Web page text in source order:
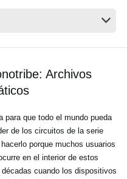
Archivos
para que todo el mundo pueda
de los circuitos de la serie
porque muchos usuarios
en el interior de estos
cuando los dispositivos